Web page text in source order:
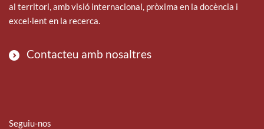
al territori, amb visió internacional, pròxima en la docència i
excel·lent en la recerca.
Contacteu amb nosaltres
Seguiu-nos